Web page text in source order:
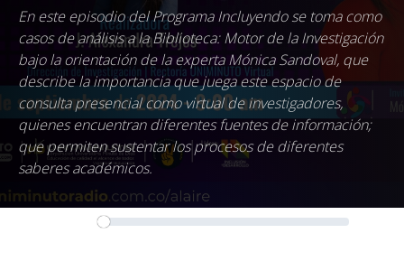
En este episodio del Programa Incluyendo se toma como
casos de análisis a la Biblioteca: Motor de la Investigación
bajo la orientación de la experta Mónica Sandoval, que
describe la importancia que juega este espacio de
consulta presencial como virtual de investigadores,
quienes encuentran diferentes fuentes de información;
que permiten sustentar los procesos de diferentes
saberes académicos.
Reproductor